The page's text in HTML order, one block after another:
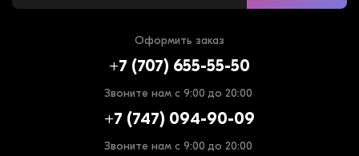
Оформить заказ
+7 (707) 655-55-50
Звоните нам с 9:00 до 20:00
+7 (747) 094-90-09
Звоните нам с 9:00 до 20:00